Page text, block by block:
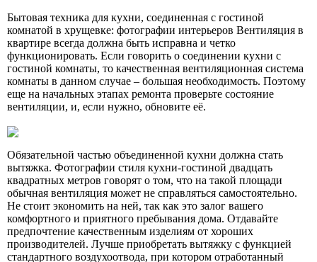
Бытовая техника для кухни, соединенная с гостиной
комнатой в хрущевке: фотографии интерьеров Вентиляция в
квартире всегда должна быть исправна и четко
функционировать. Если говорить о соединении кухни с
гостиной комнаты, то качественная вентиляционная система
комнаты в данном случае – большая необходимость. Поэтому
еще на начальных этапах ремонта проверьте состояние
вентиляции, и, если нужно, обновите её.
Обязательной частью объединенной кухни должна стать
вытяжка. Фотографии стиля кухни-гостиной двадцать
квадратных метров говорят о том, что на такой площади
обычная вентиляция может не справляться самостоятельно.
Не стоит экономить на ней, так как это залог вашего
комфортного и приятного пребывания дома. Отдавайте
предпочтение качественным изделиям от хороших
производителей. Лучше приобретать вытяжку с функцией
стандартного воздухоотвода, при котором отработанный